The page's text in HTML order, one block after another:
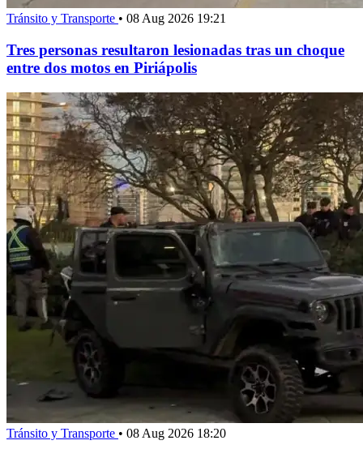
Tránsito y Transporte • 08 Aug 2026 19:21
Tres personas resultaron lesionadas tras un choque
entre dos motos en Piriápolis
Tránsito y Transporte • 08 Aug 2026 18:20